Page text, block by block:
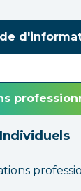
(FPC)